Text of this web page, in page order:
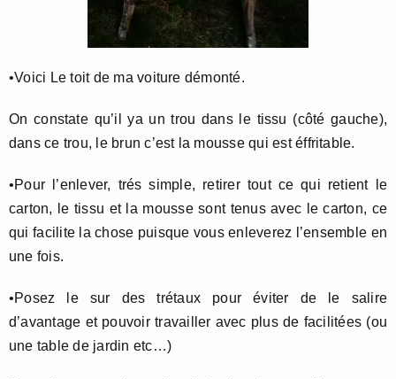
•Voici Le toit de ma voiture démonté.
On constate qu’il ya un trou dans le tissu (côté gauche),
dans ce trou, le brun c’est la mousse qui est éffritable.
•Pour l’enlever, trés simple, retirer tout ce qui retient le
carton, le tissu et la mousse sont tenus avec le carton, ce
qui facilite la chose puisque vous enleverez l’ensemble en
une fois.
•Posez le sur des trétaux pour éviter de le salire
d’avantage et pouvoir travailler avec plus de facilitées (ou
une table de jardin etc…)